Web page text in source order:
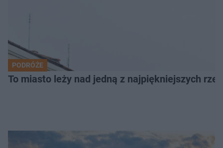
PODRÓŻE
To miasto leży nad jedną z najpiękniejszych